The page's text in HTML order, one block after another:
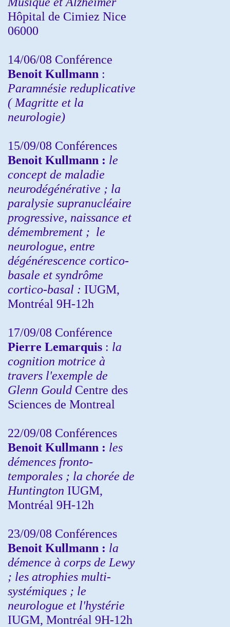
Hôpital de Cimiez Nice
06000
14/06/08 Conférence
Benoit Kullmann :
Paramnésie reduplicative
( Magritte et la
neurologie)
15/09/08 Conférences
Benoit Kullmann : le
concept de maladie
neurodégénérative ; la
paralysie supranucléaire
progressive, naissance et
démembrement ; le
neurologue, entre
dégénérescence cortico-
basale et syndrôme
cortico-basal : IUGM,
Montréal 9H-12h
17/09/08 Conférence
Pierre Lemarquis : la
cognition motrice à
travers l'exemple de
Glenn Gould Centre des
Sciences de Montreal
22/09/08 Conférences
Benoit Kullmann : les
démences fronto-
temporales ; la chorée de
Huntington IUGM,
Montréal 9H-12h
23/09/08 Conférences
Benoit Kullmann : la
démence à corps de Lewy
; les atrophies multi-
systémiques ; le
neurologue et l'hystérie
IUGM, Montréal 9H-12h